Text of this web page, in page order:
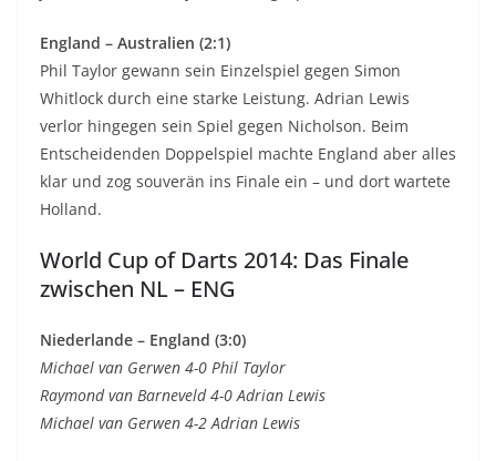
England – Australien (2:1)
Phil Taylor gewann sein Einzelspiel gegen Simon
Whitlock durch eine starke Leistung. Adrian Lewis
verlor hingegen sein Spiel gegen Nicholson. Beim
Entscheidenden Doppelspiel machte England aber alles
klar und zog souverän ins Finale ein – und dort wartete
Holland.
World Cup of Darts 2014: Das Finale
zwischen NL – ENG
Niederlande – England (3:0)
Michael van Gerwen 4-0 Phil Taylor
Raymond van Barneveld 4-0 Adrian Lewis
Michael van Gerwen 4-2 Adrian Lewis